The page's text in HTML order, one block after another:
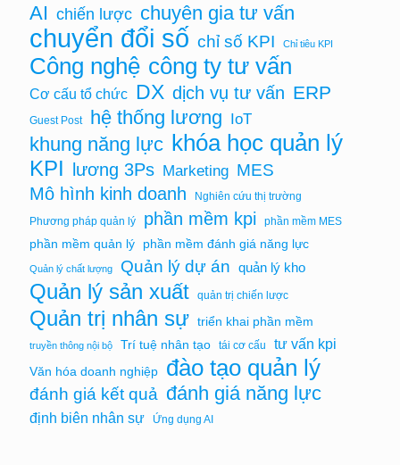
AI chiến lược chuyên gia tư vấn
chuyển đổi số chỉ số KPI Chỉ tiêu KPI
Công nghệ công ty tư vấn
Cơ cấu tổ chức DX dịch vụ tư vấn ERP
Guest Post hệ thống lương IoT
khung năng lực khóa học quản lý
KPI lương 3Ps Marketing MES
Mô hình kinh doanh
Nghiên cứu thị trường
Phương pháp quản lý
phần mềm kpi phần mềm MES
phần mềm quản lý phần mềm đánh giá năng lực
Quản lý chất lượng Quản lý dự án quản lý kho
Quản lý sản xuất quản trị chiến lược
Quản trị nhân sự triển khai phần mềm
truyền thông nội bộ Trí tuệ nhân tạo tái cơ cấu tư vấn kpi
Văn hóa doanh nghiệp đào tạo quản lý
đánh giá kết quả đánh giá năng lực
định biên nhân sự Ứng dụng AI